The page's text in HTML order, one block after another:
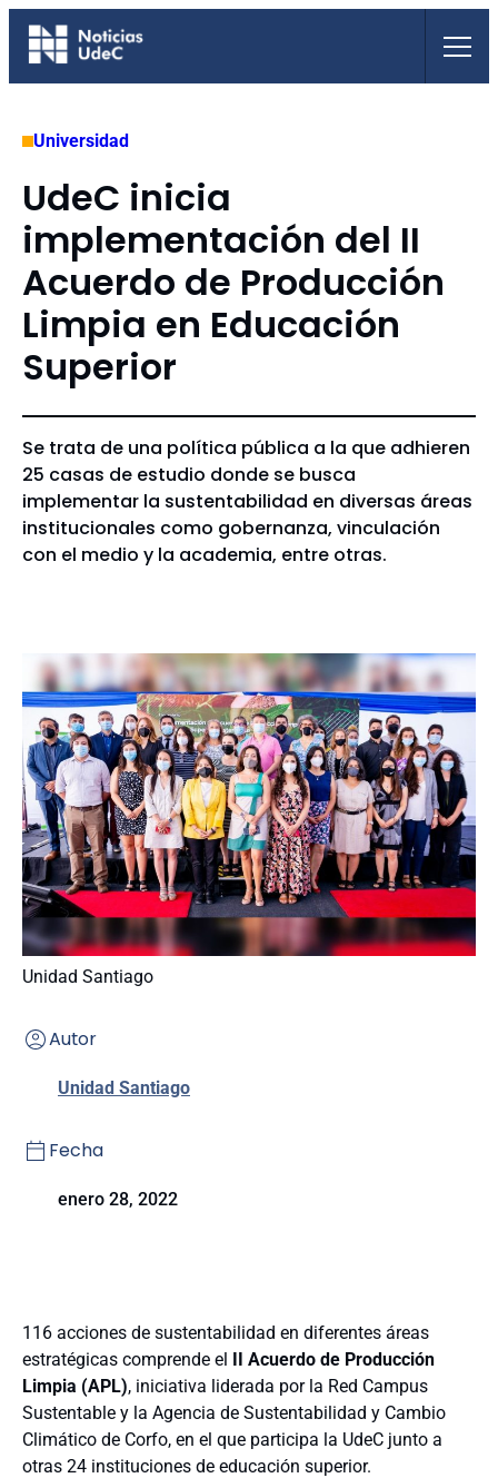
Saltar
Universidad
UdeC inicia
implementación del II
Acuerdo de Producción
Limpia en Educación
Superior
Se trata de una política pública a la que adhieren
25 casas de estudio donde se busca
implementar la sustentabilidad en diversas áreas
institucionales como gobernanza, vinculación
con el medio y la academia, entre otras.
Unidad Santiago
Autor
Unidad Santiago
Fecha
enero 28, 2022
116 acciones de sustentabilidad en diferentes áreas
estratégicas comprende el II Acuerdo de Producción
Limpia (APL), iniciativa liderada por la Red Campus
Sustentable y la Agencia de Sustentabilidad y Cambio
Climático de Corfo, en el que participa la UdeC junto a
otras 24 instituciones de educación superior.